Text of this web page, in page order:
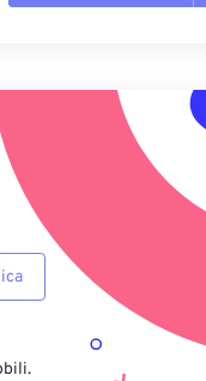
da preimpostazione
come predefinito